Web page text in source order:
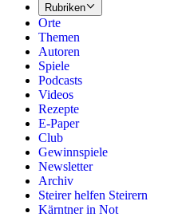
Rubriken
Orte
Themen
Autoren
Spiele
Podcasts
Videos
Rezepte
E-Paper
Club
Gewinnspiele
Newsletter
Archiv
Steirer helfen Steirern
Kärntner in Not